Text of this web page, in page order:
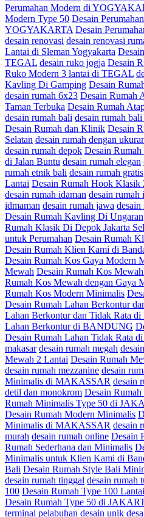
Perumahan Modern di
Modern Type 50 Desain
YOGYAKARTA Desain
desain renovasi desain renovasi
Lantai di Sleman Yogyakarta
TEGAL desain ruko jogja Desain
Ruko Modern 3 lantai di TEGAL
Kavling Di Gamping Desain
desain rumah 6x23 Desain Rumah
Taman Terbuka Desain Rumah
desain rumah bali desain rumah
Desain Rumah dan Klinik Desain
Selatan desain rumah dengan
desain rumah depok Desain
di Jalan Buntu desain rumah elegan
rumah etnik bali desain rumah gratis
Lantai Desain Rumah Hook Klasik
desain rumah idaman desain rumah
idmaman desain rumah jawa desain
Desain Rumah Kavling Di Ungaran
Rumah Klasik Di Depok Jakarta
untuk Perumahan Desain Rumah
Desain Rumah Klien Kami di
Desain Rumah Kos Gaya Modern
Mewah Desain Rumah Kos
Rumah Kos Mewah dengan Gaya
Rumah Kos Modern Minimalis
Desain Rumah Lahan Berkontur
Lahan Berkontur dan Tidak Rata
Lahan Berkontur di BANDUNG
Desain Rumah Lahan Tidak Rata
makasar desain rumah megah
Mewah 2 Lantai Desain Rumah
desain rumah mezzanine desain
Minimalis di MAKASSAR desain
detil dan monokrom Desain
Rumah Minimalis Type 50 di
Desain Rumah Modern Minimalis
Minimalis di MAKASSAR desain
murah desain rumah online Desain
Rumah Sederhana dan Minimalis
Minimalis untuk Klien Kami di
Bali Desain Rumah Style Bali
desain rumah tinggal desain rumah
100 Desain Rumah Type 100
Desain Rumah Type 50 di
terminal pelabuhan desain unik